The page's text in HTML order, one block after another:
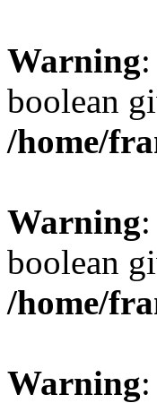
Warning
boolean
/home/
Warning
boolean
/home/
Warning